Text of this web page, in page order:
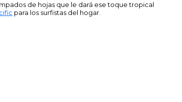
de hojas que le dará ese toque tropical
para los surfistas del hogar.